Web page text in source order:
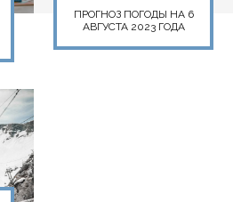
ПРОГНОЗ ПОГОДЫ НА 6
АВГУСТА 2023 ГОДА